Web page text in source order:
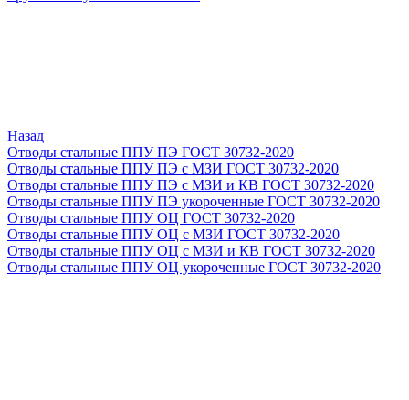
Назад
Отводы стальные ППУ ПЭ ГОСТ 30732-2020
Отводы стальные ППУ ПЭ с МЗИ ГОСТ 30732-2020
Отводы стальные ППУ ПЭ с МЗИ и КВ ГОСТ 30732-2020
Отводы стальные ППУ ПЭ укороченные ГОСТ 30732-2020
Отводы стальные ППУ ОЦ ГОСТ 30732-2020
Отводы стальные ППУ ОЦ с МЗИ ГОСТ 30732-2020
Отводы стальные ППУ ОЦ с МЗИ и КВ ГОСТ 30732-2020
Отводы стальные ППУ ОЦ укороченные ГОСТ 30732-2020